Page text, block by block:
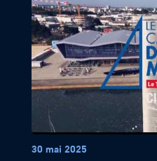
30 mai 2025